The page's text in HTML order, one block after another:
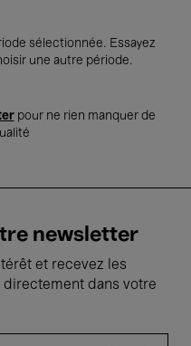
sélectionnée. Essayez
une autre période.
pour ne rien manquer de
newsletter
et recevez les
dans votre